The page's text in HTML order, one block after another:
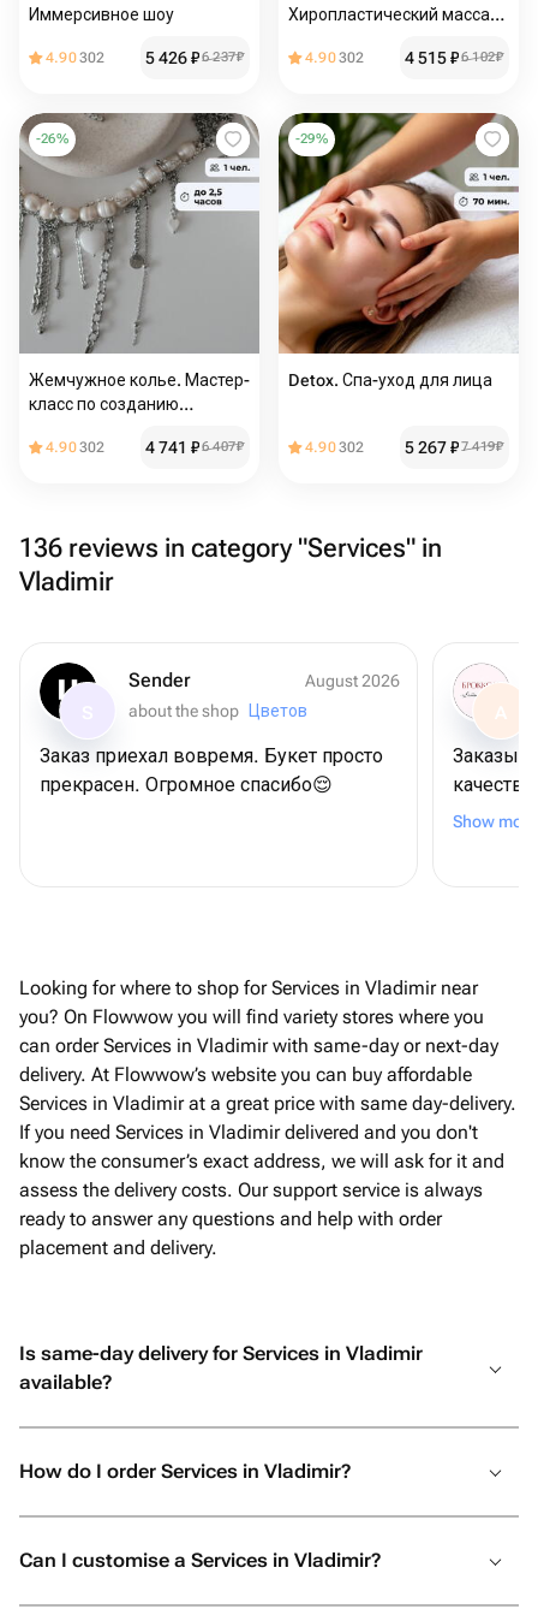
Иммерсивное шоу
4.90302 5 426₽6 237₽
Хиропластический массаж
4.90302 4 515₽6 102₽
-26%
Жемчужное колье. Мастер-
класс по созданию
4.90302 4 741 ₽6 407₽
-29%
Detox. Спа-уход для лица
4.90302 5 267₽7 419₽
136 reviews in category "Services" in
Vladimir
Sender
August 2026
about the shop
Цветов
Заказ приехал вовремя. Букет просто
прекрасен. Огромное спасибо😌
A
Спасибо!
Show more
Looking for where to shop for Services in Vladimir near
you? On Flowwow you will find variety stores where you
can order Services in Vladimir with same-day or next-day
delivery. At Flowwow’s website you can buy affordable
Services in Vladimir at a great price with same day-delivery.
If you need Services in Vladimir delivered and you don't
know the consumer’s exact address, we will ask for it and
assess the delivery costs. Our support service is always
ready to answer any questions and help with order
placement and delivery.
Is same-day delivery for Services in Vladimir
available?
How do I order Services in Vladimir?
Can I customise a Services in Vladimir?